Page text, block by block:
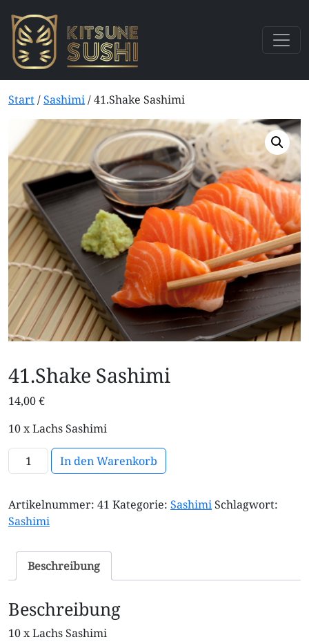
Start/Sashimi/ 41.Shake Sashimi
41.Shake Sashimi
14,00€
10 x Lachs Sashimi
41.Shake Sashimi Menge
In den Warenkorb
Artikelnummer: 41 Kategorie: SashimiSchlagwort:
Sashimi
Beschreibung
Beschreibung
10 x Lachs Sashimi